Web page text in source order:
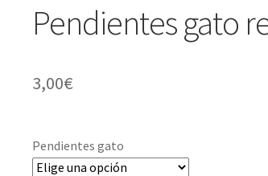
Pendientes gato
3,00€
Pendientes gato